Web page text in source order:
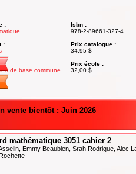
:
:
de base commune
Isbn :
978-2-89661-327-4
Prix catalogue :
34,95 $
Prix école :
32,00 $
vente bientôt : Juin 2026
mathématique 3051 cahier 2
Emmy Beaubien, Srah Rodrigue, Alec